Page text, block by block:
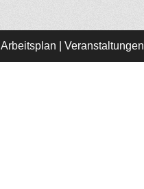
Arbeitsplan | Veranstaltungen